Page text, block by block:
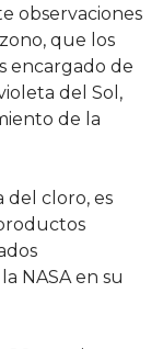
observaciones
que los
encargado de
del Sol,
de la
del cloro, es
NASA en su